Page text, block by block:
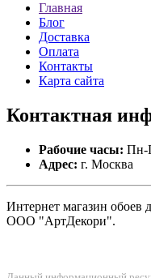
Главная
Блог
Доставка
Оплата
Контакты
Карта сайта
Контактная
Рабочие часы: Пн-
Адрес: г. Москва
Интернет магазин обоев
ООО "АртДекори".